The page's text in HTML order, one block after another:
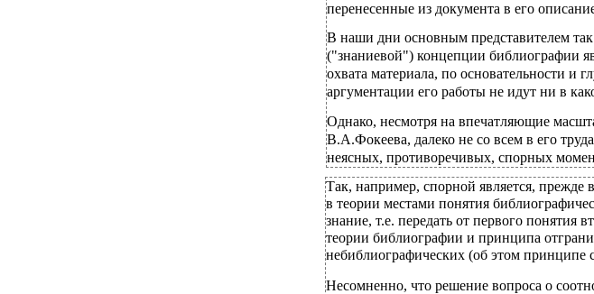
перенесенные из документа в его
В наши дни основным представителем
("знаниевой") концепции библиографии
охвата материала, по основательности и
аргументации его работы не идут ни в
Однако, несмотря на впечатляющие
В.А.Фокеева, далеко не со всем в его
неясных, противоречивых, спорных
Так, например, спорной является, прежде
в теории местами понятия
знание, т.е. передать от первого понятия
теории библиографии и принципа
небиблиографических (об этом принципе
Несомненно, что решение вопроса о